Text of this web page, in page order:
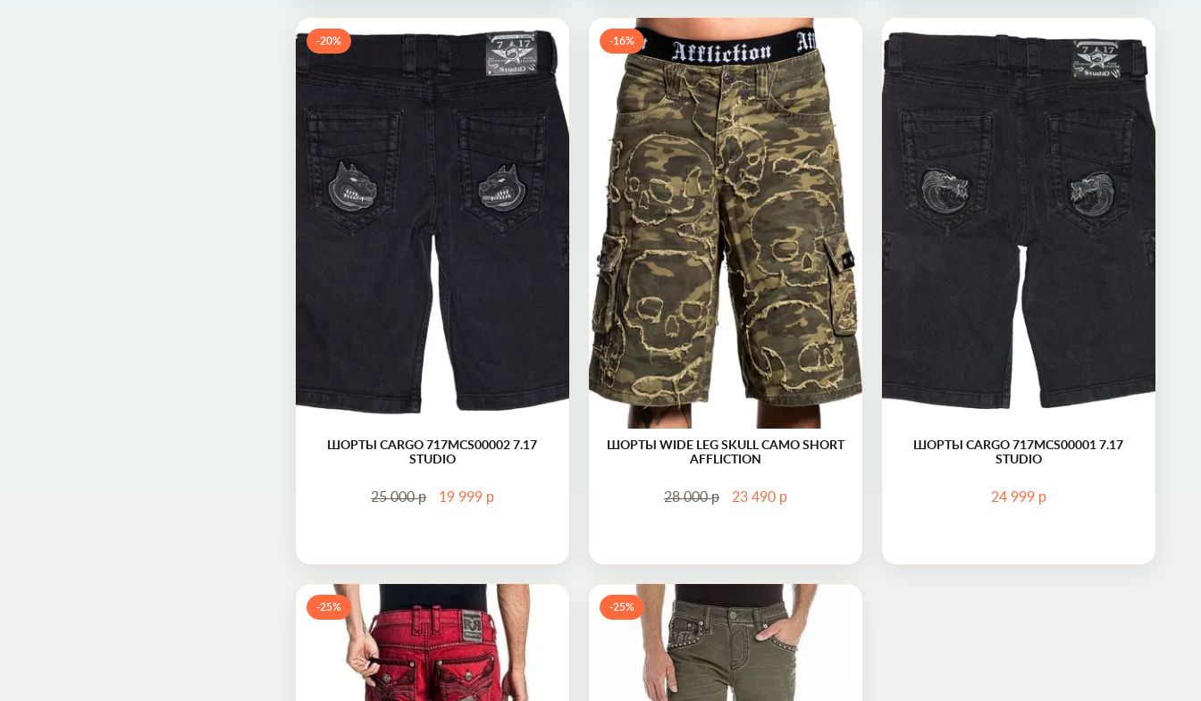
-20%
ШОРТЫ CARGO 717MCS00002 7.17
STUDIO
25 000р 19 999 р
Шорты Cargo 717MCS00002 7.17 Studio
28 (44) 29 (44-46) 30 (46) 32 (48)
-16%
ШОРТЫ WIDE LEG SKULL CAMO SHORT
AFFLICTION
28 000р 23 490 р
Шорты Wide Leg Skull Camo Short Affliction
31 (46-48) 32 (48) 34 (50) 38 (54)
42 (58)
ШОРТЫ CARGO 717MCS00001 7.17
STUDIO
24 999 р
Шорты Cargo 717MCS00001
28 (44) 29 (44-46) 30 (46) 32 (48)
42 (58)
-25%
Шорты CRESTMONT H205 SHORTS Rock Revival
-25%
Шорты HASKEL HK6 BIKER SHORTS MOTO Rock Revival